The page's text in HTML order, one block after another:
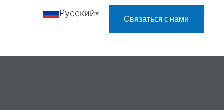
Русский
Связаться с нами